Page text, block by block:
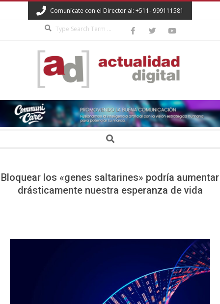
to
Comunícate con el Director al: +511- 999111581
ACTUALIDAD
DIGITAL Search
Bloquear los «genes saltarines» podría aumentar
drásticamente nuestra esperanza de vida